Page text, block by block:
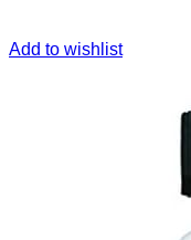
Add to wishlist